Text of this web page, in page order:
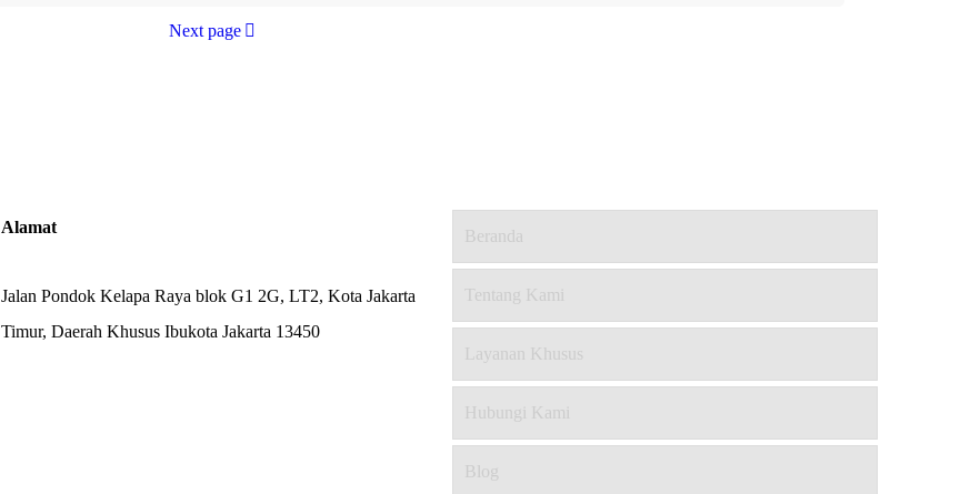
Next page
Alamat
Jalan Pondok Kelapa Raya blok G1 2G, LT2, Kota Jakarta
Timur, Daerah Khusus Ibukota Jakarta 13450
Beranda
Tentang Kami
Layanan Khusus
Hubungi Kami
Blog